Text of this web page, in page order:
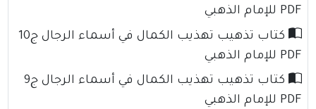
PDF للإمام الذهبي
كتاب تذهيب تهذيب الكمال في أسماء الرجال ج10
PDF للإمام الذهبي
كتاب تذهيب تهذيب الكمال في أسماء الرجال ج9
PDF للإمام الذهبي